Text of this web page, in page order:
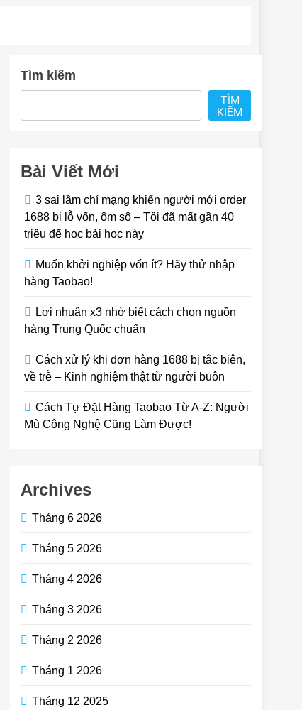
Tìm kiếm
TÌM
KIẾM
Bài Viết Mới
3 sai lầm chí mạng khiến người mới order
1688 bị lỗ vốn, ôm sô – Tôi đã mất gần 40
triệu để học bài học này
Muốn khởi nghiệp vốn ít? Hãy thử nhập
hàng Taobao!
Lợi nhuận x3 nhờ biết cách chọn nguồn
hàng Trung Quốc chuẩn
Cách xử lý khi đơn hàng 1688 bị tắc biên,
về trễ – Kinh nghiệm thật từ người buôn
Cách Tự Đặt Hàng Taobao Từ A-Z: Người
Mù Công Nghệ Cũng Làm Được!
Archives
Tháng 6 2026
Tháng 5 2026
Tháng 4 2026
Tháng 3 2026
Tháng 2 2026
Tháng 1 2026
Tháng 12 2025